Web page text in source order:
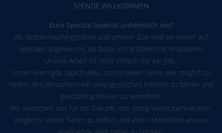
SPENDE WILLKOMMEN
Eure Spende bewirkt unheimlich viel!
Als Reptilienauffangstation und privater Zoo sind wir immer auf
Spenden angewiesen, da diese uns größtenteils finanzieren.
Unsere Arbeit ist nicht einfach nur ein Job...
Unser Team gibt täglich alles, um so vielen Tieren wie möglich zu
helfen, den Besuchern ein unvergessliches Erlebnis zu bieten und
gleichzeitig Wissen zu vermitteln.
Wir wünschen uns für die Zukunft, uns stetig weiterzuentwickeln,
möglichst vielen Tieren zu helfen und vielen Menschen unsere